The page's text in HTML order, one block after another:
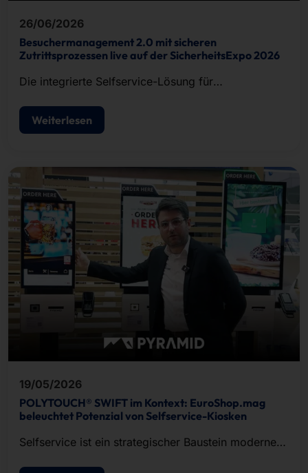
26/06/2026
Besuchermanagement 2.0 mit sicheren
Zutrittsprozessen live auf der SicherheitsExpo 2026
Die integrierte Selfservice-Lösung für
Zutrittskontrolle.
Weiterlesen
19/05/2026
POLYTOUCH® SWIFT im Kontext: EuroShop.mag
beleuchtet Potenzial von Selfservice-Kiosken
Selfservice ist ein strategischer Baustein moderner